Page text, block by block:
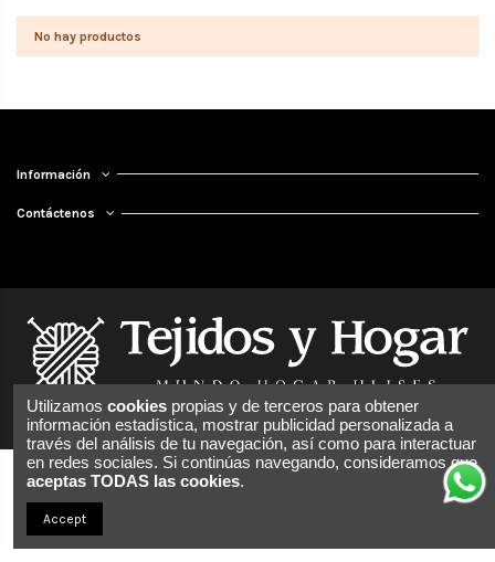
No hay productos
Información
Contáctenos
Utilizamos cookies propias y de terceros para obtener
información estadística, mostrar publicidad personalizada a
través del análisis de tu navegación, así como para interactuar
en redes sociales. Si continúas navegando, consideramos que
aceptas TODAS las cookies.
Accept